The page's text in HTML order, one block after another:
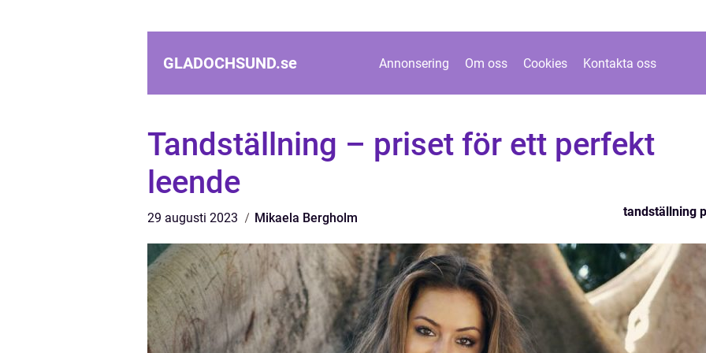
GLADOCHSUND.se Annonsering Om oss Cookies Kontakta oss
Tandställning – priset för ett perfekt
leende
29 augusti 2023 Mikaela Bergholm tandställning